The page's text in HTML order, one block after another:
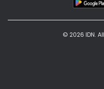
© 2026 IDN.